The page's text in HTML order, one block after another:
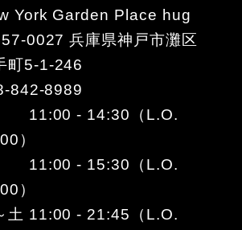
York Garden Place hug
0027 兵庫県神戸市灘区
町5-1-246
842-8989
11:00 - 14:30（L.O.
）
- 15:30（L.O.
）
土 11:00 - 21:45（L.O.